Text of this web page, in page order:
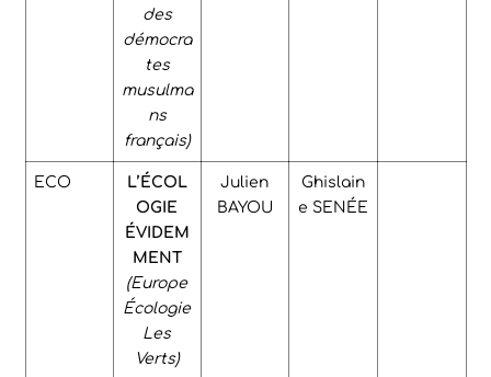
des
démocra
tes
musulma
ns
français)
ECO
L’ÉCOL
OGIE
ÉVIDEM
MENT
(Europe
Écologie
Les
Verts)
Julien
BAYOU
Ghislain
e SENÉE